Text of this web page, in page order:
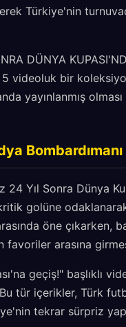
Türkiye'nin
DÜNYA
5 videoluk bir
yayınlanmış
Bombardımanı
24 Yıl Sonra Dünya
golüne
öne çıkarken,
arasına
geçiş!" başlıklı
tür içerikler, Türk
tekrar sürpriz